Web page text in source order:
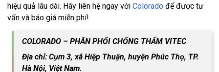
hiệu quả lâu dài. Hãy liên hệ ngay với Colorado để được tư
vấn và báo giá miễn phí!
COLORADO – PHÂN PHỐI CHỐNG THẤM VITEC
Địa chỉ: Cụm 3, xã Hiệp Thuận, huyện Phúc Thọ, TP.
Hà Nội, Việt Nam.